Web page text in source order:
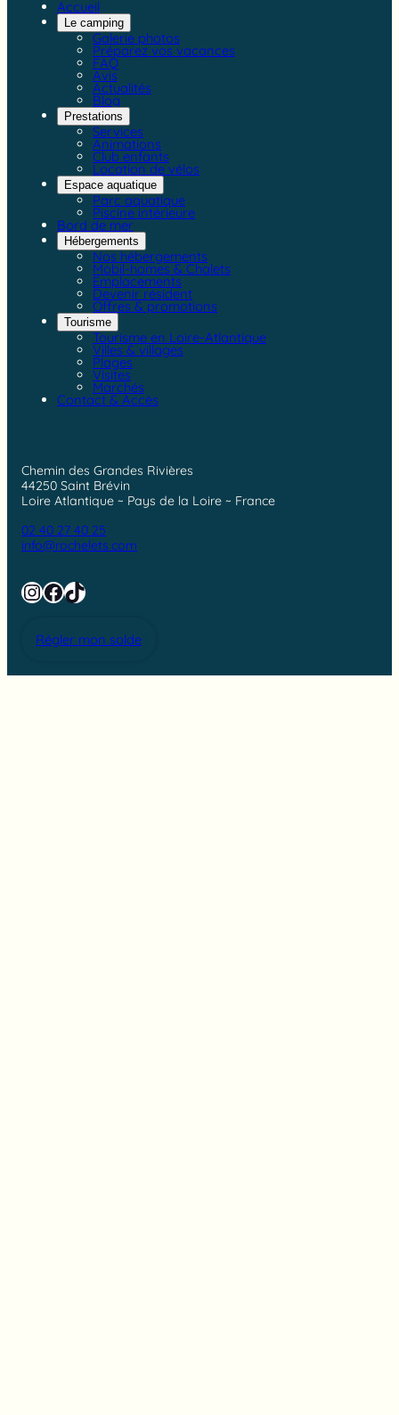
Accueil
Le camping
Galerie photos
Préparez vos vacances
FAQ
Avis
Actualités
Blog
Prestations
Services
Animations
Club enfants
Location de vélos
Espace aquatique
Parc aquatique
Piscine intérieure
Bord de mer
Hébergements
Nos hébergements
Mobil-homes & Chalets
Emplacements
Devenir résident
Offres & promotions
Tourisme
Tourisme en Loire-Atlantique
Villes & villages
Plages
Visites
Marchés
Contact & Accès
Chemin des Grandes Rivières
44250 Saint Brévin
Loire Atlantique ~ Pays de la Loire ~ France
02 40 27 40 25
info@rochelets.com
Instagram
Facebook
TikTok
Régler mon solde